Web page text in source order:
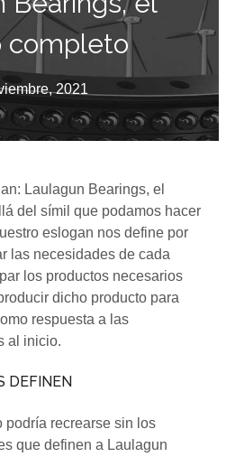
completo
2021
Laulagun Bearings, el
del símil que podamos hacer
eslogan nos define por
las necesidades de cada
los productos necesarios
dicho producto para
respuesta a las
al inicio.
DEFINEN
podría recrearse sin los
que definen a Laulagun